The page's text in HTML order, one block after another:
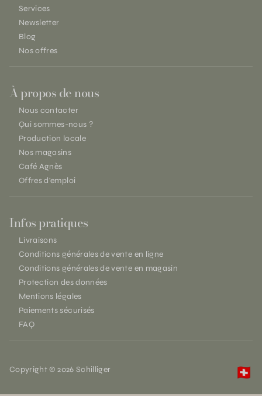
Services
Newsletter
Blog
Nos offres
À propos de nous
Nous contacter
Qui sommes-nous ?
Production locale
Nos magasins
Café Agnès
Offres d'emploi
Infos pratiques
Livraisons
Conditions générales de vente en ligne
Conditions générales de vente en magasin
Protection des données
Mentions légales
Paiements sécurisés
FAQ
Copyright © 2026 Schilliger 🇨🇭